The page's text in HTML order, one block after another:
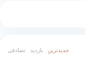
جدیدترین بازدید تصادفی